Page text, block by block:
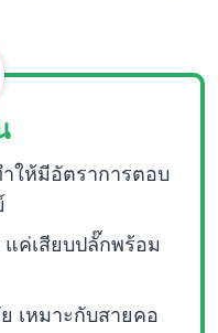
ให้มีอัตราการตอบ
แค่เสียบปลั๊กพร้อม
เหมาะกับสายคอ